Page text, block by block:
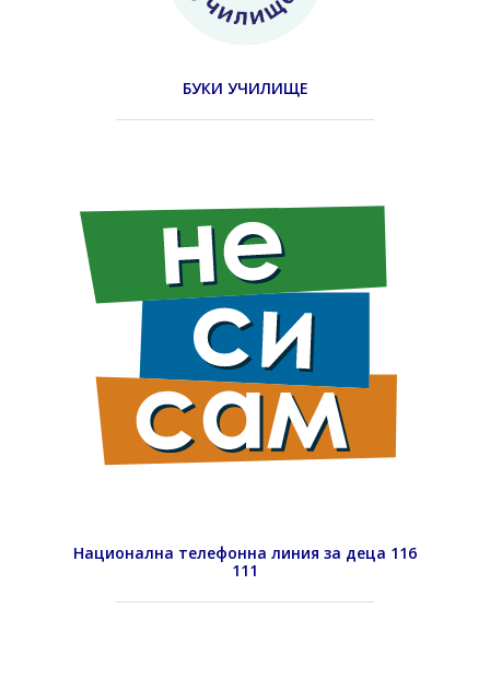
БУКИ УЧИЛИЩЕ
Национална телефонна линия за деца 116
111